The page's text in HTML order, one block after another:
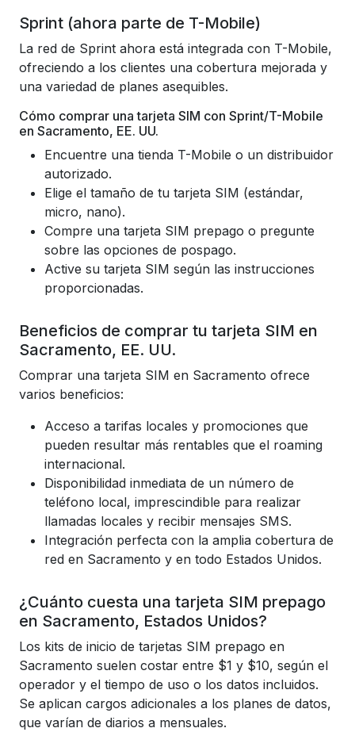
Sprint (ahora parte de T-Mobile)
La red de Sprint ahora está integrada con T-Mobile,
ofreciendo a los clientes una cobertura mejorada y
una variedad de planes asequibles.
Cómo comprar una tarjeta SIM con Sprint/T-Mobile
en Sacramento, EE. UU.
Encuentre una tienda T-Mobile o un distribuidor
autorizado.
Elige el tamaño de tu tarjeta SIM (estándar,
micro, nano).
Compre una tarjeta SIM prepago o pregunte
sobre las opciones de pospago.
Active su tarjeta SIM según las instrucciones
proporcionadas.
Beneficios de comprar tu tarjeta SIM en
Sacramento, EE. UU.
Comprar una tarjeta SIM en Sacramento ofrece
varios beneficios:
Acceso a tarifas locales y promociones que
pueden resultar más rentables que el roaming
internacional.
Disponibilidad inmediata de un número de
teléfono local, imprescindible para realizar
llamadas locales y recibir mensajes SMS.
Integración perfecta con la amplia cobertura de
red en Sacramento y en todo Estados Unidos.
¿Cuánto cuesta una tarjeta SIM prepago
en Sacramento, Estados Unidos?
Los kits de inicio de tarjetas SIM prepago en
Sacramento suelen costar entre $1 y $10, según el
operador y el tiempo de uso o los datos incluidos.
Se aplican cargos adicionales a los planes de datos,
que varían de diarios a mensuales.